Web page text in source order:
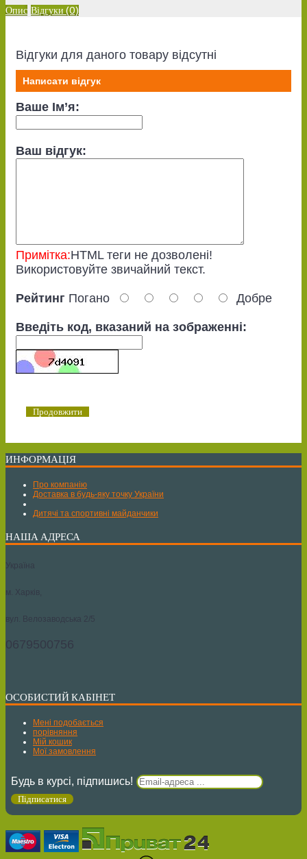
Опис Відгуки (0)
Відгуки для даного товару відсутні
Написати відгук
Ваше Ім’я:
Ваш відгук:
Примітка:HTML теги не дозволені!
Використовуйте звичайний текст.
Рейтинг Погано Добре
Введіть код, вказаний на зображенні:
Продовжити
ИНФОРМАЦІЯ
Про компанію
Доставка в будь-яку точку України
Дитячі та спортивні майданчики
НАША АДРЕСА
Україна
м. Харків,
вул. Велозаводська 2/5
0679500756
ОСОБИСТИЙ КАБІНЕТ
Мені подобається
порівняння
Мій кошик
Мої замовлення
Будь в курсі, підпишись!
Підписатися